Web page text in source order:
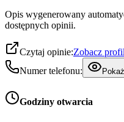
Opis wygenerowany
dostępnych opinii.
Czytaj opinie:Zobacz profil
Numer telefonu:
Godziny otwarcia